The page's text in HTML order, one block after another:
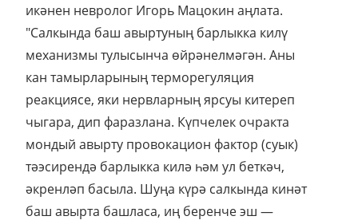
икәнен невролог Игорь Мацокин аңлата.
"Салкында баш авыртуның барлыкка килү
механизмы тулысынча өйрәнелмәгән. Аны
кан тамырларының терморегуляция
реакциясе, яки нервларның ярсуы китереп
чыгара, дип фаразлана. Күпчелек очракта
мондый авырту провокацион фактор (суык)
тәэсирендә барлыкка килә һәм ул беткәч,
әкренләп басыла. Шуңа күрә салкында кинәт
баш авырта башласа, иң беренче эш —